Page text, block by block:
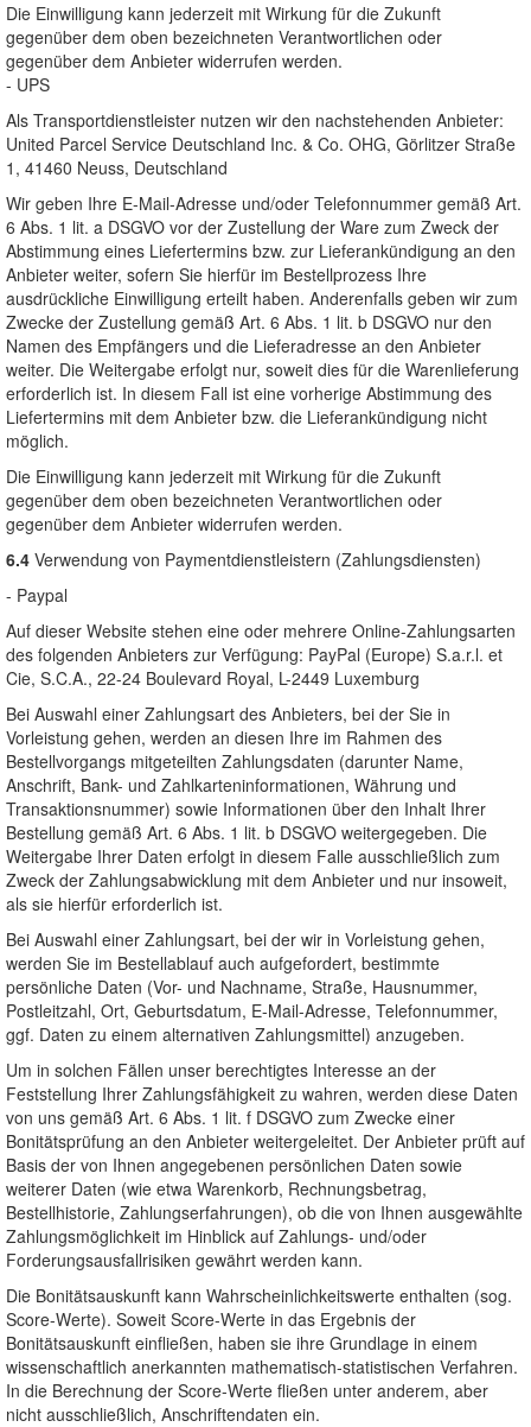
Die Einwilligung kann jederzeit mit Wirkung für die Zukunft
gegenüber dem oben bezeichneten Verantwortlichen oder
gegenüber dem Anbieter widerrufen werden.
- UPS
Als Transportdienstleister nutzen wir den nachstehenden Anbieter:
United Parcel Service Deutschland Inc. & Co. OHG, Görlitzer Straße
1, 41460 Neuss, Deutschland
Wir geben Ihre E-Mail-Adresse und/oder Telefonnummer gemäß Art.
6 Abs. 1 lit. a DSGVO vor der Zustellung der Ware zum Zweck der
Abstimmung eines Liefertermins bzw. zur Lieferankündigung an den
Anbieter weiter, sofern Sie hierfür im Bestellprozess Ihre
ausdrückliche Einwilligung erteilt haben. Anderenfalls geben wir zum
Zwecke der Zustellung gemäß Art. 6 Abs. 1 lit. b DSGVO nur den
Namen des Empfängers und die Lieferadresse an den Anbieter
weiter. Die Weitergabe erfolgt nur, soweit dies für die Warenlieferung
erforderlich ist. In diesem Fall ist eine vorherige Abstimmung des
Liefertermins mit dem Anbieter bzw. die Lieferankündigung nicht
möglich.
Die Einwilligung kann jederzeit mit Wirkung für die Zukunft
gegenüber dem oben bezeichneten Verantwortlichen oder
gegenüber dem Anbieter widerrufen werden.
6.4 Verwendung von Paymentdienstleistern (Zahlungsdiensten)
- Paypal
Auf dieser Website stehen eine oder mehrere Online-Zahlungsarten
des folgenden Anbieters zur Verfügung: PayPal (Europe) S.a.r.l. et
Cie, S.C.A., 22-24 Boulevard Royal, L-2449 Luxemburg
Bei Auswahl einer Zahlungsart des Anbieters, bei der Sie in
Vorleistung gehen, werden an diesen Ihre im Rahmen des
Bestellvorgangs mitgeteilten Zahlungsdaten (darunter Name,
Anschrift, Bank- und Zahlkarteninformationen, Währung und
Transaktionsnummer) sowie Informationen über den Inhalt Ihrer
Bestellung gemäß Art. 6 Abs. 1 lit. b DSGVO weitergegeben. Die
Weitergabe Ihrer Daten erfolgt in diesem Falle ausschließlich zum
Zweck der Zahlungsabwicklung mit dem Anbieter und nur insoweit,
als sie hierfür erforderlich ist.
Bei Auswahl einer Zahlungsart, bei der wir in Vorleistung gehen,
werden Sie im Bestellablauf auch aufgefordert, bestimmte
persönliche Daten (Vor- und Nachname, Straße, Hausnummer,
Postleitzahl, Ort, Geburtsdatum, E-Mail-Adresse, Telefonnummer,
ggf. Daten zu einem alternativen Zahlungsmittel) anzugeben.
Um in solchen Fällen unser berechtigtes Interesse an der
Feststellung Ihrer Zahlungsfähigkeit zu wahren, werden diese Daten
von uns gemäß Art. 6 Abs. 1 lit. f DSGVO zum Zwecke einer
Bonitätsprüfung an den Anbieter weitergeleitet. Der Anbieter prüft auf
Basis der von Ihnen angegebenen persönlichen Daten sowie
weiterer Daten (wie etwa Warenkorb, Rechnungsbetrag,
Bestellhistorie, Zahlungserfahrungen), ob die von Ihnen ausgewählte
Zahlungsmöglichkeit im Hinblick auf Zahlungs- und/oder
Forderungsausfallrisiken gewährt werden kann.
Die Bonitätsauskunft kann Wahrscheinlichkeitswerte enthalten (sog.
Score-Werte). Soweit Score-Werte in das Ergebnis der
Bonitätsauskunft einfließen, haben sie ihre Grundlage in einem
wissenschaftlich anerkannten mathematisch-statistischen Verfahren.
In die Berechnung der Score-Werte fließen unter anderem, aber
nicht ausschließlich, Anschriftendaten ein.